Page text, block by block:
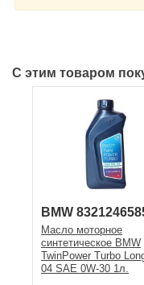
С этим товаром
BMW
Масло моторное
синтетическое BMW
TwinPower Turbo
04 SAE 0W-30 1л.